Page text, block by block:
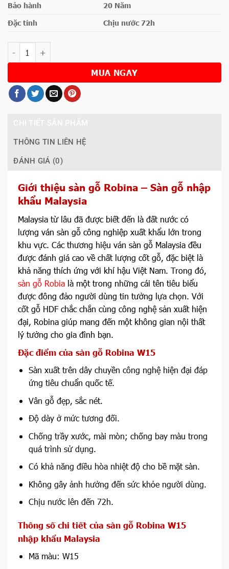
Bảo hành
20 Năm
Đặc tính
Chịu nước 72h
Số lượng
MUA NGAY
THÔNG TIN LIÊN HỆ
ĐÁNH GIÁ (0)
Giới thiệu sàn gỗ Robina – Sàn gỗ nhập
khẩu Malaysia
Malaysia từ lâu đã được biết đến là đất nước có
lượng ván sàn gỗ công nghiệp xuất khẩu lớn trong
khu vực. Các thương hiệu ván sàn gỗ Malaysia đều
được đánh giá cao về chất lượng cốt gỗ, đặc biệt là
khả năng thích ứng với khí hậu Việt Nam. Trong đó,
sàn gỗ Robia là một trong những cái tên tiêu biểu
được đông đảo người dùng tin tưởng lựa chọn. Với
cốt gỗ HDF chắc chắn cùng công nghệ sản xuất hiện
đại, Robina giúp mang đến một không gian nội thất
lý tưởng cho gia đình bạn.
Đặc điểm của sàn gỗ Robina W15
Sàn xuất trên dây chuyền công nghệ hiện đại đáp
ứng tiêu chuẩn quốc tế.
Vân gỗ đẹp, sắc nét.
Độ dày ở mức tương đối.
Chống trầy xước, mài mòn; chống bay màu trong
quá trình sử dụng.
Có khả năng điều hòa nhiệt độ cho bề mặt sàn.
Không gây ảnh hưởng đến sức khỏe người dùng.
Chịu nước lên đến 72h.
Thông số chi tiết của sàn gỗ Robina W15
nhập khẩu Malaysia
Mã màu: W15